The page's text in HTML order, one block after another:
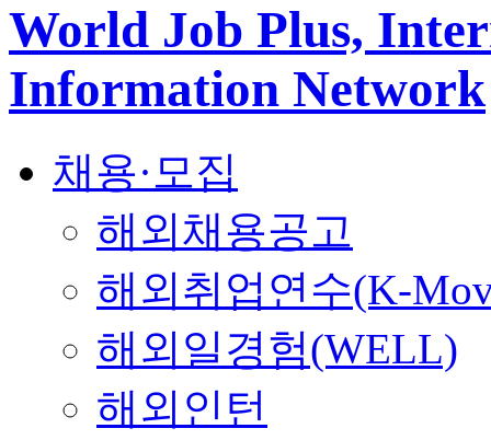
World Job Plus,
Information Network
채용·모집
해외채용공고
해외취업연수(K-
해외일경험(WELL)
해외인턴